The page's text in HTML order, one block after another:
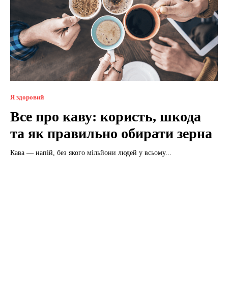
Я здоровий
Все про каву: користь, шкода
та як правильно обирати зерна
Кава — напій, без якого мільйони людей у всьому...